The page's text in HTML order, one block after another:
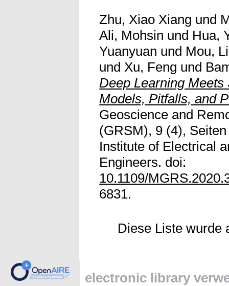
Zhu, Xiao Xiang und
Ali, Mohsin und Hua,
Yuanyuan und Mou,
und Xu, Feng und
Deep Learning
Models, Pitfalls, and
Geoscience and
(GRSM), 9 (4),
Institute of Electrical
Engineers. doi:
10.1109/
6831.
Diese Liste wurde
electronic library